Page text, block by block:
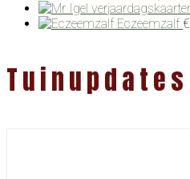
Eczeemzalf €
Tuinupdates